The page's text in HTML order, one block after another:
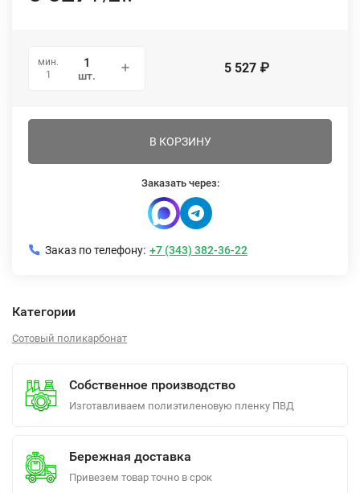
мин.
1
шт. 5 527 ₽
В КОРЗИНУ
Заказать через:
Заказ по телефону: +7 (343) 382-36-22
Категории
Сотовый поликарбонат
Собственное производство
Изготавливаем полиэтиленовую пленку ПВД
Бережная доставка
Привезем товар точно в срок